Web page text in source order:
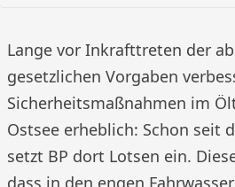
Lange vor Inkrafttreten der
gesetzlichen Vorgaben
Sicherheitsmaßnahmen im
Ostsee erheblich: Schon seit
setzt BP dort Lotsen ein.
dass in den engen